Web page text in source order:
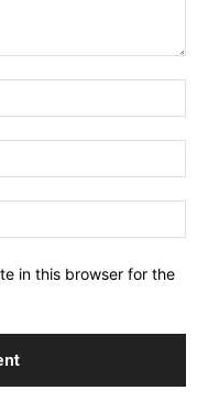
in this browser for the